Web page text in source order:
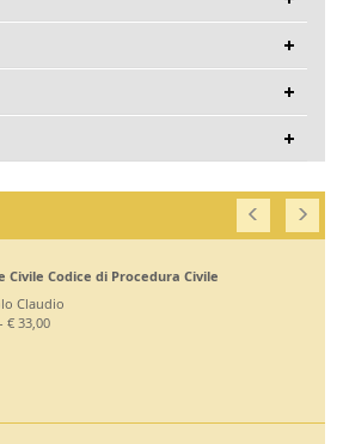
Civile Codice di Procedura Civile
Claudio
€ 33,00